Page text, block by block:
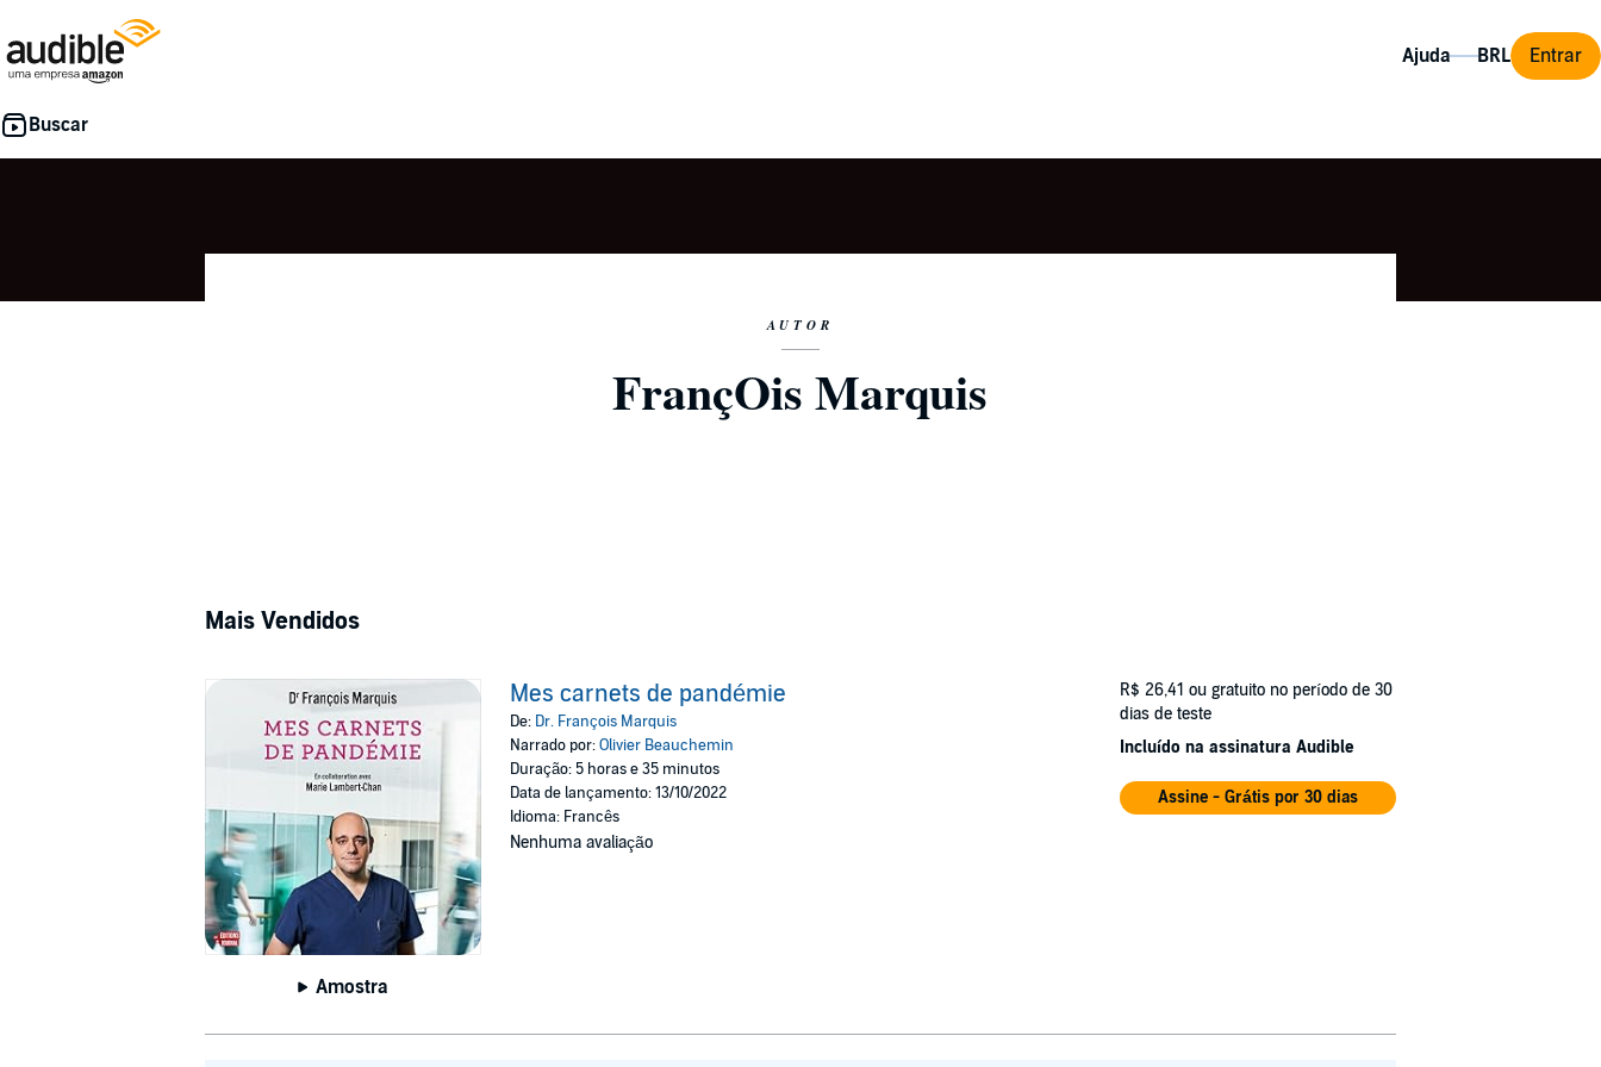
Ajuda Entrar
AUTOR
FrançOis Marquis
Mais Vendidos
Amostra
Mes carnets de pandémie
De: Dr. François Marquis
Narrado por:Olivier Beauchemin
Duração: 5 horas e 35 minutos
Data de lançamento: 13/10/2022
Idioma: Francês
Nenhuma avaliação
R$ 26,41 ou gratuito no período de 30
dias de teste
Incluído na assinatura Audible
Assine - Grátis por 30 dias